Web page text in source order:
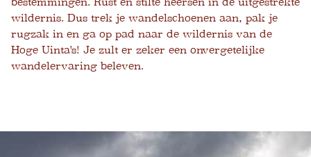
wildernis. Dus trek je wandelschoenen aan, pak je
rugzak in en ga op pad naar de wildernis van de
Hoge Uinta's! Je zult er zeker een onvergetelijke
wandelervaring beleven.